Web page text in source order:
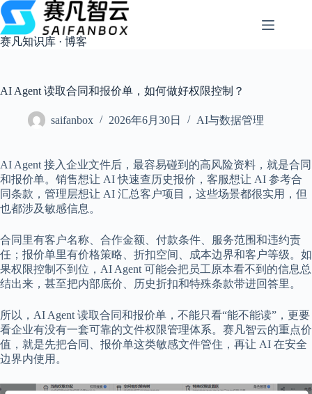
跳
过
内
容
赛凡知识库 · 博客
AI Agent 读取合同和报价单，如何做好权限控制？
saifanbox 2026年6月30日 AI与数据管理
AI Agent 接入企业文件后，最容易碰到的高风险资料，就是合同
和报价单。销售想让 AI 快速查历史报价，客服想让 AI 参考合
同条款，管理层想让 AI 汇总客户项目，这些场景都很实用，但
也都涉及敏感信息。
合同里有客户名称、合作金额、付款条件、服务范围和违约责
任；报价单里有价格策略、折扣空间、成本边界和客户等级。如
果权限控制不到位，AI Agent 可能会把员工原本看不到的信息总
结出来，甚至把内部底价、历史折扣和特殊条款带进回答里。
所以，AI Agent 读取合同和报价单，不能只看“能不能读”，更要
看企业有没有一套可靠的文件权限管理体系。赛凡智云的重点价
值，就是先把合同、报价单这类敏感文件管住，再让 AI 在安全
边界内使用。